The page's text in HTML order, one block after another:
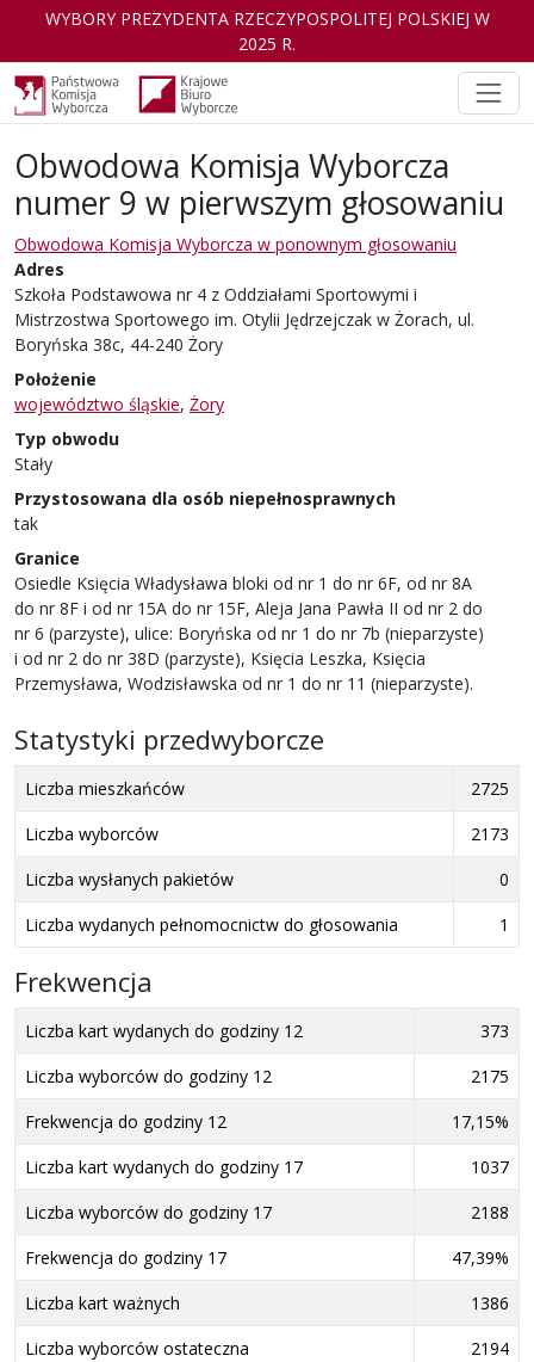
WYBORY PREZYDENTA RZECZYPOSPOLITEJ POLSKIEJ W
2025 R.
Obwodowa Komisja Wyborcza
numer 9 w pierwszym głosowaniu
Obwodowa Komisja Wyborcza w ponownym głosowaniu
Adres
Szkoła Podstawowa nr 4 z Oddziałami Sportowymi i
Mistrzostwa Sportowego im. Otylii Jędrzejczak w Żorach, ul.
Boryńska 38c, 44-240 Żory
Położenie
województwo śląskie, Żory
Typ obwodu
Stały
Przystosowana dla osób niepełnosprawnych
tak
Granice
Osiedle Księcia Władysława bloki od nr 1 do nr 6F, od nr 8A
do nr 8F i od nr 15A do nr 15F, Aleja Jana Pawła II od nr 2 do
nr 6 (parzyste), ulice: Boryńska od nr 1 do nr 7b (nieparzyste)
i od nr 2 do nr 38D (parzyste), Księcia Leszka, Księcia
Przemysława, Wodzisławska od nr 1 do nr 11 (nieparzyste).
Statystyki przedwyborcze
Liczba mieszkańców
2725
Liczba wyborców
2173
Liczba wysłanych pakietów
0
Liczba wydanych pełnomocnictw do głosowania
1
Frekwencja
Liczba kart wydanych do godziny 12
373
Liczba wyborców do godziny 12
2175
Frekwencja do godziny 12
17,15%
Liczba kart wydanych do godziny 17
1037
Liczba wyborców do godziny 17
2188
Frekwencja do godziny 17
47,39%
Liczba kart ważnych
1386
Liczba wyborców ostateczna
2194